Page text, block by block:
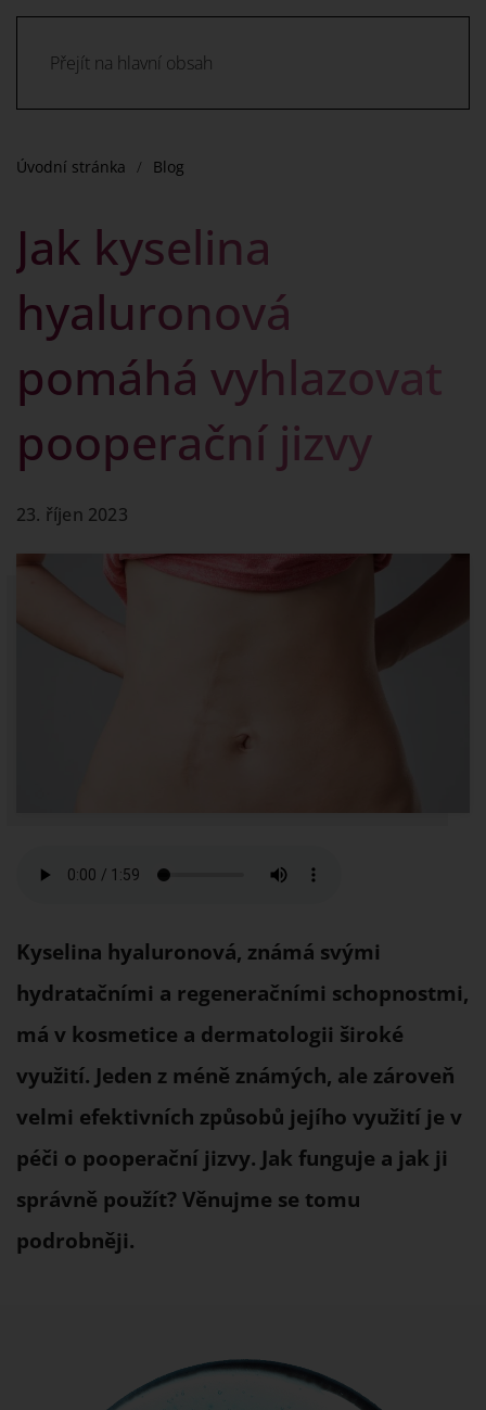
Přejít na hlavní obsah
Úvodní stránka Blog
Jak kyselina
hyaluronová
pomáhá vyhlazovat
pooperační jizvy
23. říjen 2023
Kyselina hyaluronová, známá svými
hydratačními a regeneračními schopnostmi,
má v kosmetice a dermatologii široké
využití. Jeden z méně známých, ale zároveň
velmi efektivních způsobů jejího využití je v
péči o pooperační jizvy. Jak funguje a jak ji
správně použít? Věnujme se tomu
podrobněji.